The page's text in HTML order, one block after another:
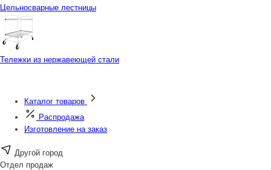
Цельносварные лестницы
Тележки из нержавеющей стали
Каталог товаров
Распродажа
Изготовление на заказ
Другой город
Отдел продаж